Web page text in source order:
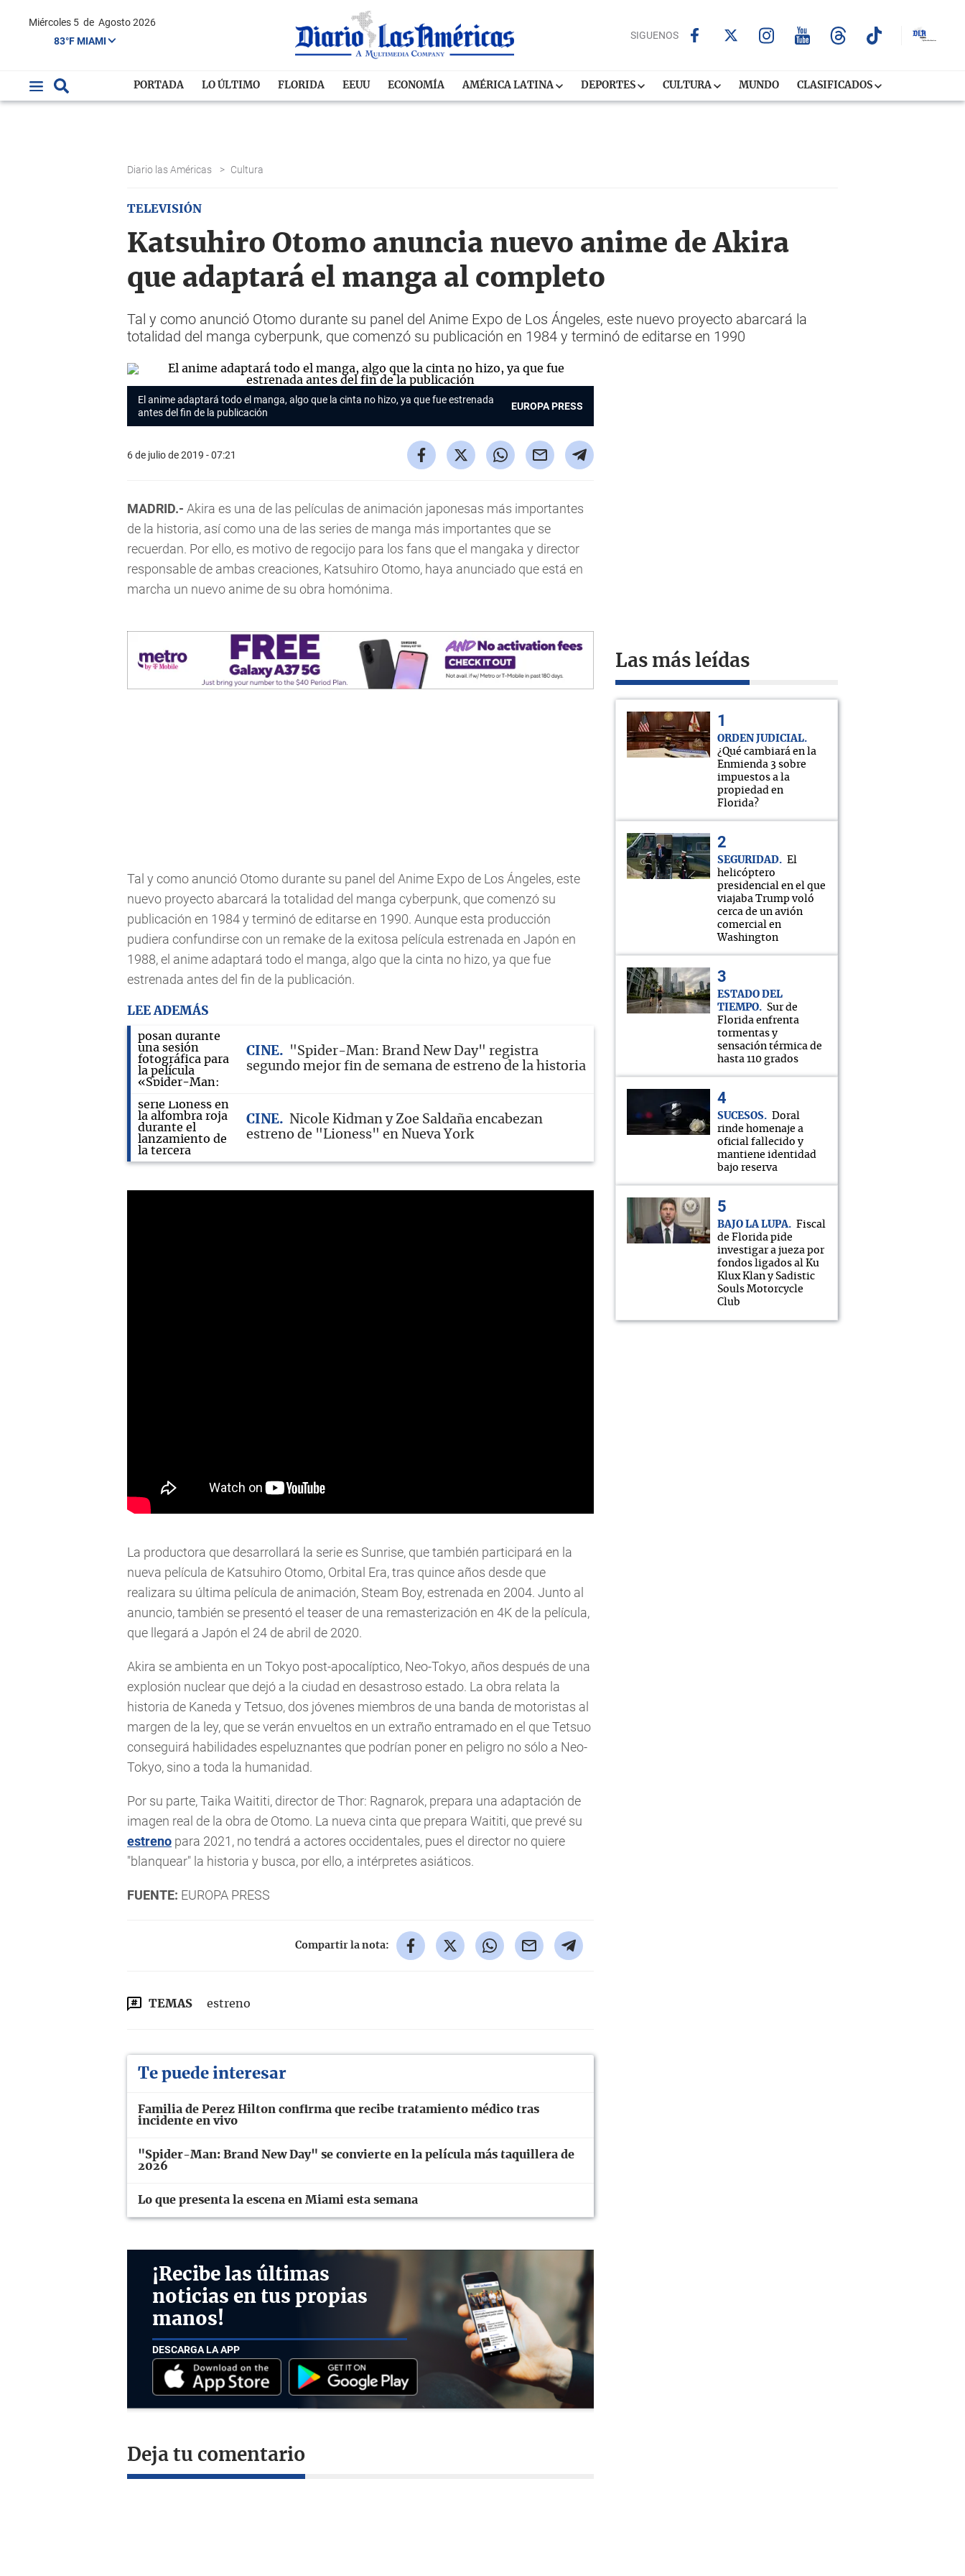
Miércoles 5 de Agosto 2026
83°F MIAMI
SIGUENOS
PORTADA LO ÚLTIMO FLORIDA EEUU ECONOMÍA AMÉRICA LATINA DEPORTES CULTURA MUNDO CLASIFICADOS
Diario las Américas > Cultura
TELEVISIÓN
Katsuhiro Otomo anuncia nuevo anime de Akira
que adaptará el manga al completo
Tal y como anunció Otomo durante su panel del Anime Expo de Los Ángeles, este nuevo proyecto abarcará la
totalidad del manga cyberpunk, que comenzó su publicación en 1984 y terminó de editarse en 1990
El anime adaptará todo el manga, algo que la cinta no hizo, ya que fue estrenada
antes del fin de la publicación
EUROPA PRESS
6 de julio de 2019 - 07:21
MADRID.- Akira es una de las películas de animación japonesas más importantes
de la historia, así como una de las series de manga más importantes que se
recuerdan. Por ello, es motivo de regocijo para los fans que el mangaka y director
responsable de ambas creaciones, Katsuhiro Otomo, haya anunciado que está en
marcha un nuevo anime de su obra homónima.
Tal y como anunció Otomo durante su panel del Anime Expo de Los Ángeles, este
nuevo proyecto abarcará la totalidad del manga cyberpunk, que comenzó su
publicación en 1984 y terminó de editarse en 1990. Aunque esta producción
pudiera confundirse con un remake de la exitosa película estrenada en Japón en
1988, el anime adaptará todo el manga, algo que la cinta no hizo, ya que fue
estrenada antes del fin de la publicación.
LEE ADEMÁS
CINE
"Spider-Man: Brand New Day" registra
segundo mejor fin de semana de estreno de la historia
CINE
Nicole Kidman y Zoe Saldaña encabezan
estreno de "Lioness" en Nueva York
La productora que desarrollará la serie es Sunrise, que también participará en la
nueva película de Katsuhiro Otomo, Orbital Era, tras quince años desde que
realizara su última película de animación, Steam Boy, estrenada en 2004. Junto al
anuncio, también se presentó el teaser de una remasterización en 4K de la película,
que llegará a Japón el 24 de abril de 2020.
Akira se ambienta en un Tokyo post-apocalíptico, Neo-Tokyo, años después de una
explosión nuclear que dejó a la ciudad en desastroso estado. La obra relata la
historia de Kaneda y Tetsuo, dos jóvenes miembros de una banda de motoristas al
margen de la ley, que se verán envueltos en un extraño entramado en el que Tetsuo
conseguirá habilidades espeluznantes que podrían poner en peligro no sólo a Neo-
Tokyo, sino a toda la humanidad.
Por su parte, Taika Waititi, director de Thor: Ragnarok, prepara una adaptación de
imagen real de la obra de Otomo. La nueva cinta que prepara Waititi, que prevé su
estreno para 2021, no tendrá a actores occidentales, pues el director no quiere
"blanquear" la historia y busca, por ello, a intérpretes asiáticos.
FUENTE: EUROPA PRESS
Compartir la nota:
TEMAS estreno
Te puede interesar
Familia de Perez Hilton confirma que recibe tratamiento médico tras
incidente en vivo
"Spider-Man: Brand New Day" se convierte en la película más taquillera de
2026
Lo que presenta la escena en Miami esta semana
¡Recibe las últimas
noticias en tus propias
manos!
DESCARGA LA APP
Deja tu comentario
Las más leídas
ORDEN JUDICIAL
¿Qué cambiará en la
Enmienda 3 sobre
impuestos a la
propiedad en
Florida?
SEGURIDAD
El
helicóptero
presidencial en el que
viajaba Trump voló
cerca de un avión
comercial en
Washington
ESTADO DEL
TIEMPO
Sur de
Florida enfrenta
tormentas y
sensación térmica de
hasta 110 grados
SUCESOS
Doral
rinde homenaje a
oficial fallecido y
mantiene identidad
bajo reserva
BAJO LA LUPA
Fiscal
de Florida pide
investigar a jueza por
fondos ligados al Ku
Klux Klan y Sadistic
Souls Motorcycle
Club